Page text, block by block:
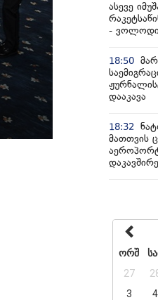
ასევე
-
18:50
დააკავა
18:32
მათთვის
ორშ
27
3
4